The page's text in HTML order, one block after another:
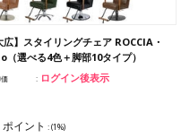
広】スタイリングチェア ROCCIA・
（選べる4色＋脚部10タイプ）
価 ログイン後表示
ポイント :(1%)